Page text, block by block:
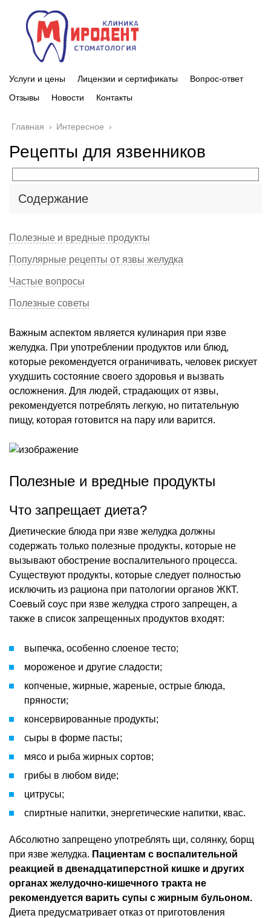
Услуги и цены Лицензии и сертификаты
Вопрос-ответ
Отзывы
Новости Контакты
Главная › Интересное ›
Рецепты для язвенников
Содержание
Полезные и вредные продукты
Популярные рецепты от язвы желудка
Частые вопросы
Полезные советы
Важным аспектом является кулинария при язве
желудка. При употреблении продуктов или блюд,
которые рекомендуется ограничивать, человек рискует
ухудшить состояние своего здоровья и вызвать
осложнения. Для людей, страдающих от язвы,
рекомендуется потреблять легкую, но питательную
пищу, которая готовится на пару или варится.
Полезные и вредные продукты
Что запрещает диета?
Диетические блюда при язве желудка должны
содержать только полезные продукты, которые не
вызывают обострение воспалительного процесса.
Существуют продукты, которые следует полностью
исключить из рациона при патологии органов ЖКТ.
Соевый соус при язве желудка строго запрещен, а
также в список запрещенных продуктов входят:
выпечка, особенно слоеное тесто;
мороженое и другие сладости;
копченые, жирные, жареные, острые блюда,
пряности;
консервированные продукты;
сыры в форме пасты;
мясо и рыба жирных сортов;
грибы в любом виде;
цитрусы;
спиртные напитки, энергетические напитки, квас.
Абсолютно запрещено употреблять щи, солянку, борщ
при язве желудка. Пациентам с воспалительной
реакцией в двенадцатиперстной кишке и других
органах желудочно-кишечного тракта не
рекомендуется варить супы с жирным бульоном.
Диета предусматривает отказ от приготовления